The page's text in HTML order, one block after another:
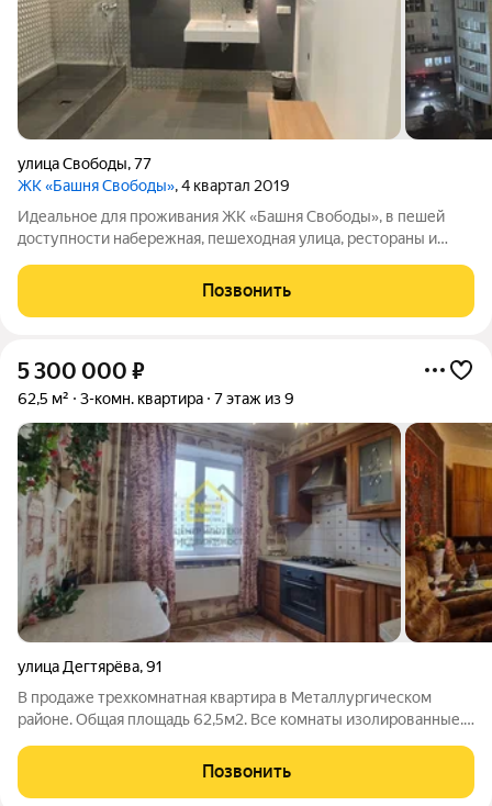
улица Свободы,77
ЖК «Башня Свободы», 4 квартал 2019
Идеальное для проживания ЖК «Башня Свободы», в пешей
доступности набережная, пешеходная улица, рестораны и
магазины. До любого района можно на автомобиле доехать за
10-15 минут, до аэропорта 35-40
Позвонить
5 300 000 ₽
62,5 м² 3-комн. квартира 7 этаж из 9
улица Дегтярёва,91
В продаже трехкомнатная квартира в Металлургическом
районе. Общая площадь 62,5м2. Все комнаты изолированные.
установлены евроокна, кроме большой комнаты с лоджией.
Большая кухня 9м2. Кухонный
Позвонить